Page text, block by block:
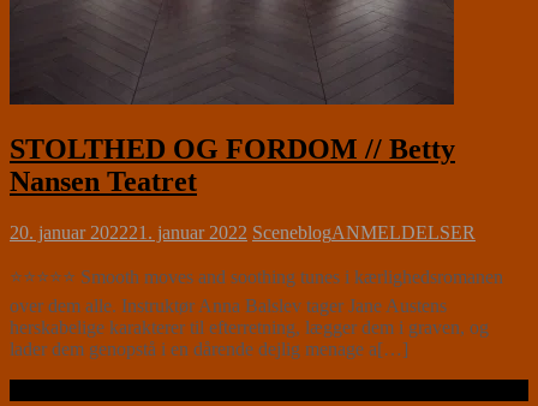
STOLTHED OG FORDOM // Betty
Nansen Teatret
20. januar 202221. januar 2022 SceneblogANMELDELSER
⭐⭐⭐⭐⭐ Smooth moves and soothing tunes i kærlighedsromanen
over dem alle. Instruktør Anna Balslev tager Jane Austens
herskabelige karakterer til efterretning, lægger dem i graven, og
lader dem genopstå i en dårende dejlig menage a[…]